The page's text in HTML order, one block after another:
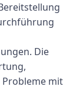
Die
mit